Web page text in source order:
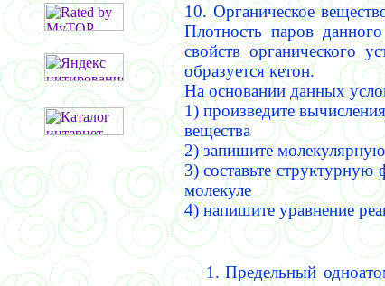
10. Органическое
Плотность паров
свойств органического
образуется кетон.
На основании данных
1) произведите
вещества
2) запишите
3) составьте структурную
молекуле
4) напишите уравнение
1. Предельный